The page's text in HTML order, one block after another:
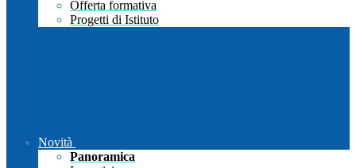
Offerta formativa
Progetti di Istituto
Novità
Panoramica